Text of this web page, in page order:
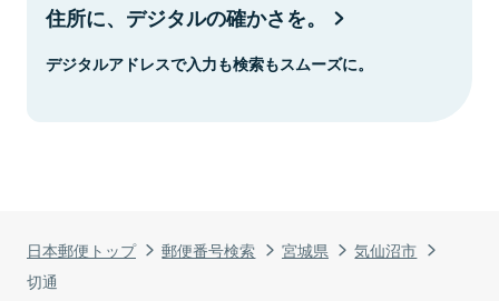
日本郵便トップ 郵便番号検索 宮城県
気仙沼市
切通
住所に、デジタルの確かさを。
デジタルアドレスで入力も検索もスムーズに。